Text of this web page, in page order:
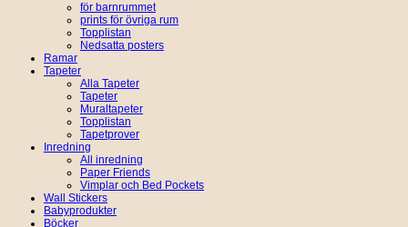
för barnrummet
prints för övriga rum
Topplistan
Nedsatta posters
Ramar
Tapeter
Alla Tapeter
Tapeter
Muraltapeter
Topplistan
Tapetprover
Inredning
All inredning
Paper Friends
Vimplar och Bed Pockets
Wall Stickers
Babyprodukter
Böcker